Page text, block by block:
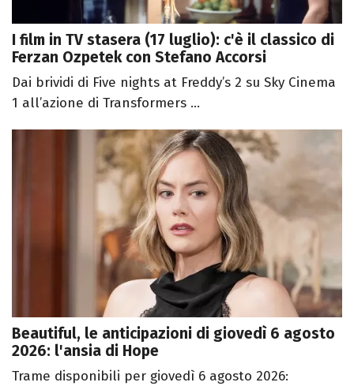
I film in TV stasera (17 luglio): c'è il classico di
Ferzan Ozpetek con Stefano Accorsi
Dai brividi di Five nights at Freddy’s 2 su Sky Cinema
1 all’azione di Transformers ...
Beautiful, le anticipazioni di giovedì 6 agosto
2026: l'ansia di Hope
Trame disponibili per giovedì 6 agosto 2026: